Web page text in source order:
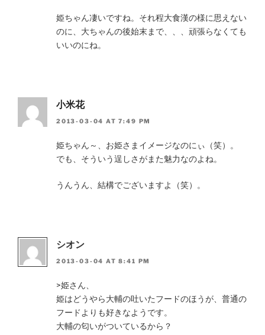
姫ちゃん凄いですね。それ程大食漢の様に思えない
のに、大ちゃんの後始末まで、、、頑張らなくても
いいのにね。
小米花
2013-03-04 AT 7:49 PM
姫ちゃん～、お姫さまイメージなのにぃ（笑）。
でも、そういう逞しさがまた魅力なのよね。
うんうん、結構でございますよ（笑）。
シオン
2013-03-04 AT 8:41 PM
>姫さん、
姫はどうやら大輔の吐いたフードのほうが、普通の
フードよりも好きなようです。
大輔の匂いがついているから？